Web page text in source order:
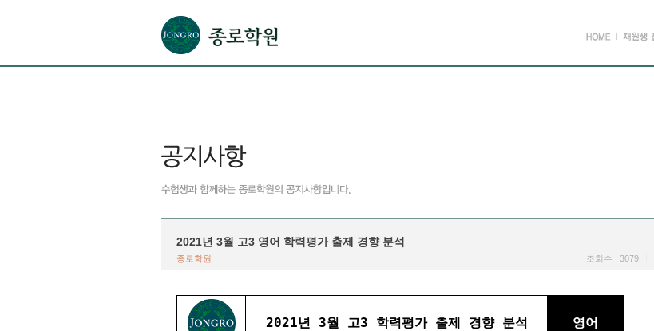
2021년 3월 고3 영어 학력평가 출제 경향 분석
종로학원 조회수 : 3079
2021년 3월 고3 학력평가 출제 경향 분석 영어